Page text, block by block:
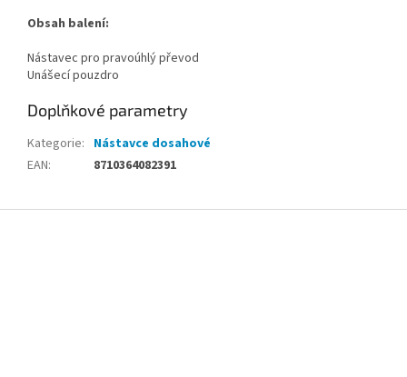
Obsah balení:
Nástavec pro pravoúhlý převod
Unášecí pouzdro
Doplňkové parametry
Kategorie: Nástavce dosahové
EAN: 8710364082391